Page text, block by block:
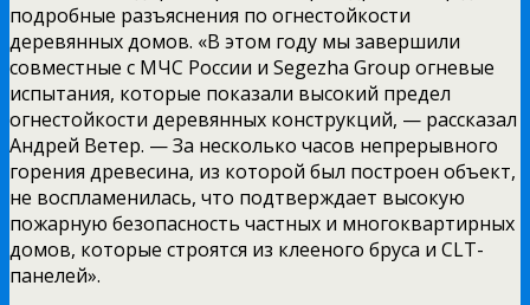
подробные разъяснения по огнестойкости
деревянных домов. «В этом году мы завершили
совместные с МЧС России и Segezha Group огневые
испытания, которые показали высокий предел
огнестойкости деревянных конструкций, — рассказал
Андрей Ветер. — За несколько часов непрерывного
горения древесина, из которой был построен объект,
не воспламенилась, что подтверждает высокую
пожарную безопасность частных и многоквартирных
домов, которые строятся из клееного бруса и CLT-
панелей».